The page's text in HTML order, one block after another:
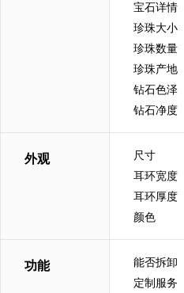
宝石详情
珍珠大小
珍珠数量
珍珠产地
钻石色泽
钻石净度
外观 尺寸
耳环宽度
耳环厚度
颜色
功能 能否拆卸
定制服务